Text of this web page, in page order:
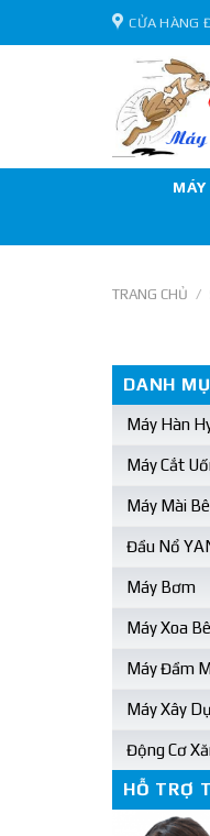
to
CỬA HÀNG
MÁY
TRANG CHỦ /
DANH
Máy Hàn
Máy Cắt
Máy Mài
Đầu Nổ
Máy Bơm
Máy Xoa
Máy Đầm
Máy Xây
Động Cơ
HỖ TRỢ